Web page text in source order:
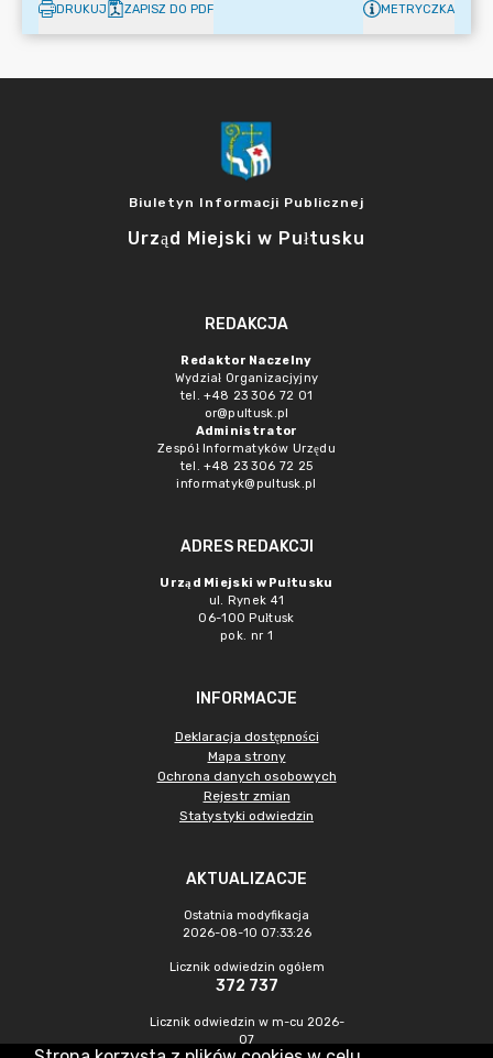
DRUKUJ ZAPISZ DO PDF METRYCZKA
Biuletyn Informacji Publicznej
Urząd Miejski w Pułtusku
REDAKCJA
Redaktor Naczelny
Wydział Organizacjyjny
tel. +48 23 306 72 01
or@pultusk.pl
Administrator
Zespół Informatyków Urzędu
tel. +48 23 306 72 25
informatyk@pultusk.pl
ADRES REDAKCJI
Urząd Miejski w Pułtusku
ul. Rynek 41
06-100 Pułtusk
pok. nr 1
INFORMACJE
Deklaracja dostępności
Mapa strony
Ochrona danych osobowych
Rejestr zmian
Statystyki odwiedzin
AKTUALIZACJE
Ostatnia modyfikacja
2026-08-10 07:33:26
Licznik odwiedzin ogółem
372 737
Licznik odwiedzin w m-cu 2026-
07